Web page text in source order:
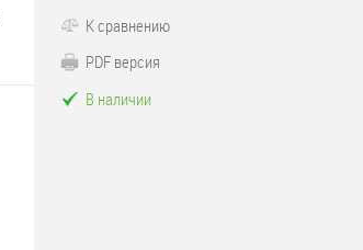
К сравнению
PDF версия
В наличии